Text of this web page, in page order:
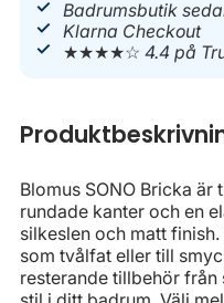
Badrumsbutik
Klarna Checkout
★★★★☆4.4 på
Blomus SONO Bricka
rundade kanter och en
silkeslen och matt
som tvålfat eller till
resterande tillbehör